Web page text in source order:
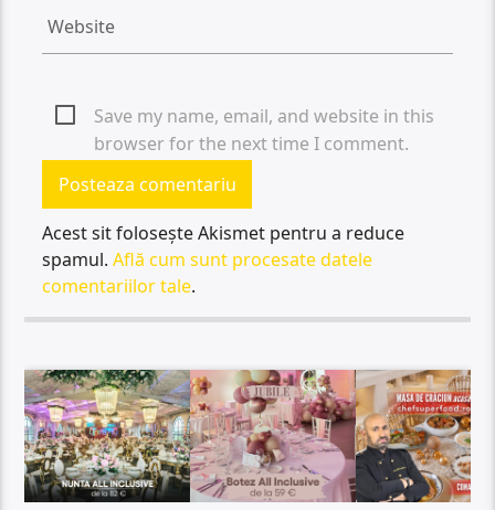
Save my name, email, and website in this
browser for the next time I comment.
Acest sit folosește Akismet pentru a reduce
spamul.Află cum sunt procesate datele
comentariilor tale.